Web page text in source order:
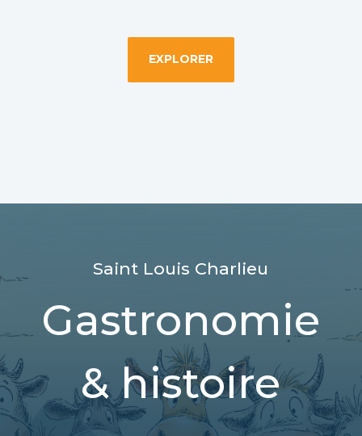
EXPLORER
Saint Louis Charlieu
Gastronomie
& histoire